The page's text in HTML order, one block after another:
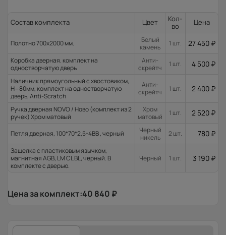
Состав комплекта Цвет
Кол-
во
Цена
Полотно 700x2000 мм.
Белый
камень
1 шт. 27 450 ₽
Коробка дверная. комплект на
одностворчатую дверь
Анти-
скрейтч
1 шт. 4 500 ₽
Наличник прямоугольный с хвостовиком,
H=80мм, комплект на одностворчатую
дверь, Anti-Scratch
Анти-
скрейтч
1 шт. 2 400 ₽
Ручка дверная NOVO / Ново (комплект из 2
ручек) Хром матовый
Хром
матовый
1 шт. 2 520 ₽
Петля дверная, 100*70*2,5-4ВВ , черный
Черный
никель
2 шт. 780 ₽
Защелка с пластиковым язычком,
магнитная AGB, LM CL BL, черный. В
комплекте с дверью.
Черный 1 шт. 3 190 ₽
Цена за комплект:40 840 ₽